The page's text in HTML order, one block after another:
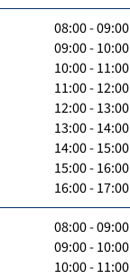
08:00 - 09:00
09:00 - 10:00
10:00 - 11:00
11:00 - 12:00
12:00 - 13:00
13:00 - 14:00
14:00 - 15:00
15:00 - 16:00
16:00 - 17:00
08:00 - 09:00
09:00 - 10:00
10:00 - 11:00